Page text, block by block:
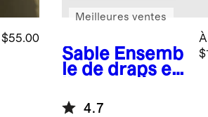
$55.00
Sable Ensemb
le de draps en
Meilleures ventes
4.7